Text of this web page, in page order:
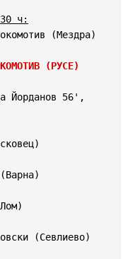
ч:
(Мездра)
(РУСЕ)
Йорданов 56',
(Севлиево)